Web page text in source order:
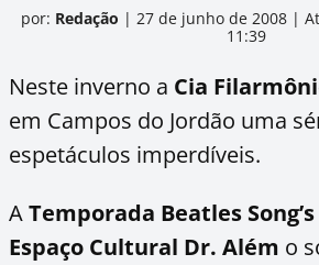
por: Redação | 27 de junho de 2008 |
11:39
Neste inverno a Cia
em Campos do Jordão uma
espetáculos imperdíveis.
ATemporada Beatles Song’s
Espaço Cultural Dr. Além o